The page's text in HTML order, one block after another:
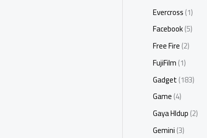
Evercross(1)
Facebook(5)
Free Fire(2)
FujiFilm(1)
Gadget(183)
Game(4)
Gaya HIdup(2)
Gemini(3)